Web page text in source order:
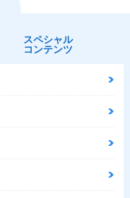
スペシャル
コンテンツ